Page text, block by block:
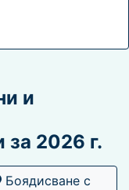
и
2026 г.
Боядисване с